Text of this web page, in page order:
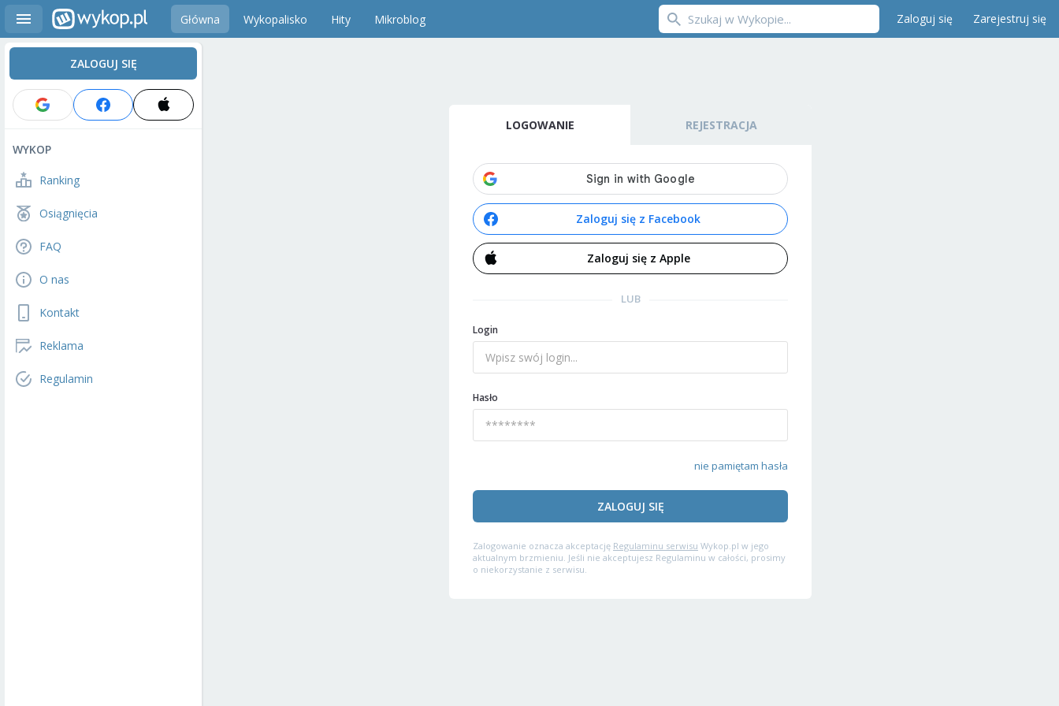
Główna Wykopalisko Hity Mikroblog Zaloguj się Zarejestruj się
ZALOGUJ SIĘ
WYKOP
Ranking
Osiągnięcia
FAQ
O nas
Kontakt
Reklama
Regulamin
LOGOWANIE REJESTRACJA
Zaloguj się z Facebook
Zaloguj się z Apple
LUB
Login
Hasło
nie pamiętam hasła
ZALOGUJ SIĘ
Zalogowanie oznacza akceptację Regulaminu serwisu Wykop.pl w jego
aktualnym brzmieniu. Jeśli nie akceptujesz Regulaminu w całości, prosimy
o niekorzystanie z serwisu.